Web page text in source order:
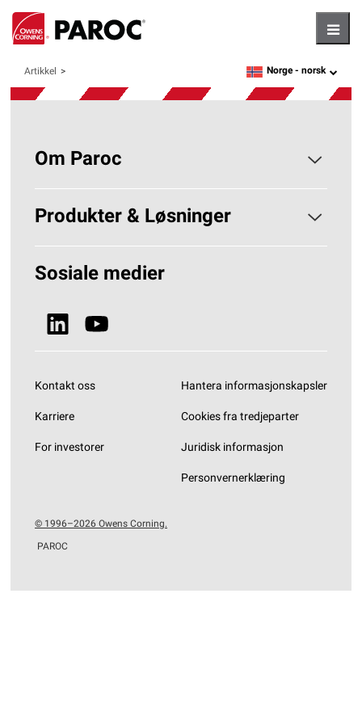
Artikkel language
Norge - norsk
Om Paroc
Om PAROC
Hvorfor Steinull?
Bærekraft
Nyheter & Media
Produkter & Løsninger
Løsninger Byggisolering
Sosiale medier
Kontakt oss
Karriere
For investorer
Hantera informasjonskapsler
Cookies fra tredjeparter
Juridisk informasjon
Personvernerklæring
© 1996–2026 Owens Corning.
PAROC